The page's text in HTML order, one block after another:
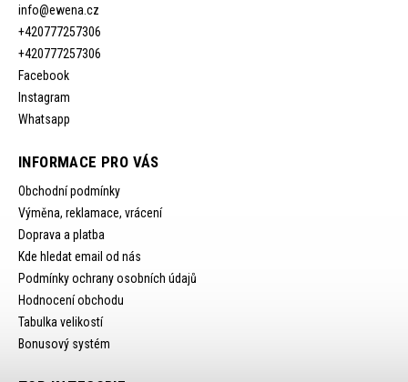
info@ewena.cz
+420777257306
+420777257306
Facebook
Instagram
Whatsapp
INFORMACE PRO VÁS
Obchodní podmínky
Výměna, reklamace, vrácení
Doprava a platba
Kde hledat email od nás
Podmínky ochrany osobních údajů
Hodnocení obchodu
Tabulka velikostí
Bonusový systém